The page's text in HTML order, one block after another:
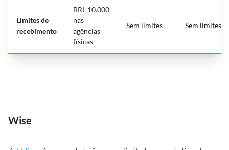
Limites de
recebimento
BRL 10.000
nas
agências
físicas
Sem limites Sem limites
Wise